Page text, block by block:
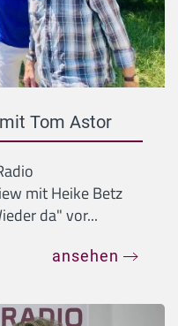
Tom Astor
mit Heike Betz
da" vor...
ansehen